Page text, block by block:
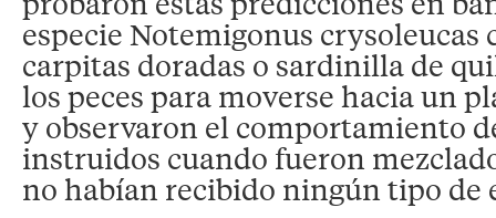
especie Notemigonus crysoleucas
carpitas doradas o sardinilla de
los peces para moverse hacia un
y observaron el comportamiento
instruidos cuando fueron
no habían recibido ningún tipo de